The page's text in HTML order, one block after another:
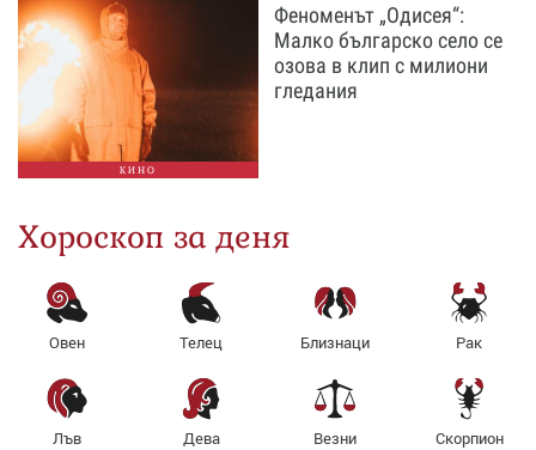
КИНО
Феноменът „Одисея“:
Малко българско село се
озова в клип с милиони
гледания
Хороскоп за деня
Овен Телец Близнаци Рак
Лъв Дева Везни Скорпион